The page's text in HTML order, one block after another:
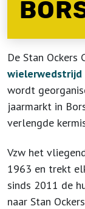
De Stan Ockers
wielerwedstrijd
wordt
jaarmarkt in
verlengde
Vzw het
1963 en trekt
sinds 2011 de
naar Stan